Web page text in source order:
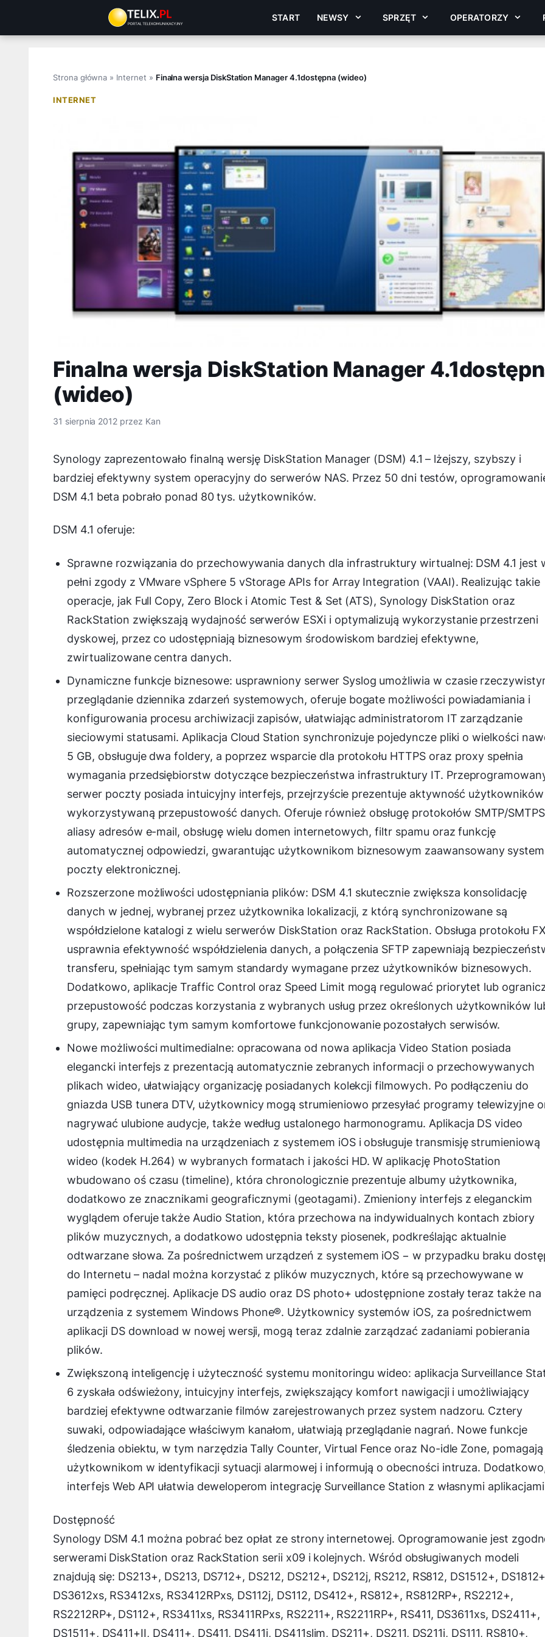
treści
START NEWSY SPRZĘT OPERATORZY
Strona główna » Internet » Finalna wersja DiskStation Manager 4.1dostępna (wideo)
INTERNET
Finalna wersja DiskStation Manager
(wideo)
31 sierpnia 2012 przez Kan
Synology zaprezentowało finalną wersję DiskStation Manager (DSM) 4.1 – lżejszy, szybszy i
bardziej efektywny system operacyjny do serwerów NAS. Przez 50 dni testów,
DSM 4.1 beta pobrało ponad 80 tys. użytkowników.
DSM 4.1 oferuje:
Sprawne rozwiązania do przechowywania danych dla infrastruktury wirtualnej: DSM 4.1 jest
pełni zgody z VMware vSphere 5 vStorage APIs for Array Integration (VAAI). Realizując takie
operacje, jak Full Copy, Zero Block i Atomic Test & Set (ATS), Synology DiskStation oraz
RackStation zwiększają wydajność serwerów ESXi i optymalizują wykorzystanie przestrzeni
dyskowej, przez co udostępniają biznesowym środowiskom bardziej efektywne,
zwirtualizowane centra danych.
Dynamiczne funkcje biznesowe: usprawniony serwer Syslog umożliwia w czasie
przeglądanie dziennika zdarzeń systemowych, oferuje bogate możliwości powiadamiania i
konfigurowania procesu archiwizacji zapisów, ułatwiając administratorom IT zarządzanie
sieciowymi statusami. Aplikacja Cloud Station synchronizuje pojedyncze pliki o wielkości
5 GB, obsługuje dwa foldery, a poprzez wsparcie dla protokołu HTTPS oraz proxy spełnia
wymagania przedsiębiorstw dotyczące bezpieczeństwa infrastruktury IT.
serwer poczty posiada intuicyjny interfejs, przejrzyście prezentuje aktywność
wykorzystywaną przepustowość danych. Oferuje również obsługę protokołów SMTP/
aliasy adresów e-mail, obsługę wielu domen internetowych, filtr spamu oraz funkcję
automatycznej odpowiedzi, gwarantując użytkownikom biznesowym zaawansowany system
poczty elektronicznej.
Rozszerzone możliwości udostępniania plików: DSM 4.1 skutecznie zwiększa konsolidację
danych w jednej, wybranej przez użytkownika lokalizacji, z którą synchronizowane są
współdzielone katalogi z wielu serwerów DiskStation oraz RackStation. Obsługa protokołu
usprawnia efektywność współdzielenia danych, a połączenia SFTP zapewniają
transferu, spełniając tym samym standardy wymagane przez użytkowników biznesowych.
Dodatkowo, aplikacje Traffic Control oraz Speed Limit mogą regulować priorytet lub
przepustowość podczas korzystania z wybranych usług przez określonych użytkowników
grupy, zapewniając tym samym komfortowe funkcjonowanie pozostałych serwisów.
Nowe możliwości multimedialne: opracowana od nowa aplikacja Video Station posiada
elegancki interfejs z prezentacją automatycznie zebranych informacji o przechowywanych
plikach wideo, ułatwiający organizację posiadanych kolekcji filmowych. Po podłączeniu do
gniazda USB tunera DTV, użytkownicy mogą strumieniowo przesyłać programy telewizyjne
nagrywać ulubione audycje, także według ustalonego harmonogramu. Aplikacja DS video
udostępnia multimedia na urządzeniach z systemem iOS i obsługuje transmisję strumieniową
wideo (kodek H.264) w wybranych formatach i jakości HD. W aplikację PhotoStation
wbudowano oś czasu (timeline), która chronologicznie prezentuje albumy użytkownika,
dodatkowo ze znacznikami geograficznymi (geotagami). Zmieniony interfejs z eleganckim
wyglądem oferuje także Audio Station, która przechowa na indywidualnych kontach zbiory
plików muzycznych, a dodatkowo udostępnia teksty piosenek, podkreślając aktualnie
odtwarzane słowa. Za pośrednictwem urządzeń z systemem iOS − w przypadku braku
do Internetu – nadal można korzystać z plików muzycznych, które są przechowywane w
pamięci podręcznej. Aplikacje DS audio oraz DS photo+ udostępnione zostały teraz także na
urządzenia z systemem Windows Phone®. Użytkownicy systemów iOS, za pośrednictwem
aplikacji DS download w nowej wersji, mogą teraz zdalnie zarządzać zadaniami pobierania
plików.
Zwiększoną inteligencję i użyteczność systemu monitoringu wideo: aplikacja Surveillance
6 zyskała odświeżony, intuicyjny interfejs, zwiększający komfort nawigacji i umożliwiający
bardziej efektywne odtwarzanie filmów zarejestrowanych przez system nadzoru. Cztery
suwaki, odpowiadające właściwym kanałom, ułatwiają przeglądanie nagrań. Nowe funkcje
śledzenia obiektu, w tym narzędzia Tally Counter, Virtual Fence oraz No-idle Zone, pomagają
użytkownikom w identyfikacji sytuacji alarmowej i informują o obecności intruza.
interfejs Web API ułatwia deweloperom integrację Surveillance Station z własnymi
Dostępność
Synology DSM 4.1 można pobrać bez opłat ze strony internetowej. Oprogramowanie jest
serwerami DiskStation oraz RackStation serii x09 i kolejnych. Wśród obsługiwanych modeli
znajdują się: DS213+, DS213, DS712+, DS212, DS212+, DS212j, RS212, RS812, DS1512+,
DS3612xs, RS3412xs, RS3412RPxs, DS112j, DS112, DS412+, RS812+, RS812RP+, RS2212+,
RS2212RP+, DS112+, RS3411xs, RS3411RPxs, RS2211+, RS2211RP+, RS411, DS3611xs, DS2411+,
DS1511+, DS411+II, DS411+, DS411, DS411j, DS411slim, DS211+, DS211, DS211j, DS111, RS810+,